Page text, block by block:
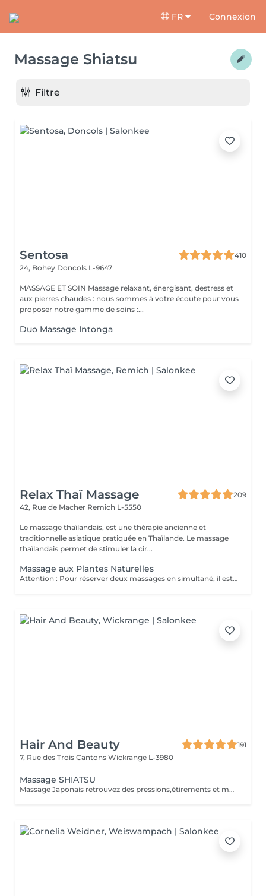
FR Connexion
Massage Shiatsu
Filtre
Sentosa
410
24, Bohey Doncols L-9647
MASSAGE ET SOIN Massage relaxant, énergisant, destress et
aux pierres chaudes : nous sommes à votre écoute pour vous
proposer notre gamme de soins :...
Duo Massage Intonga
Relax Thaï Massage
209
42, Rue de Macher Remich L-5550
Le massage thaïlandais, est une thérapie ancienne et
traditionnelle asiatique pratiquée en Thaïlande. Le massage
thaïlandais permet de stimuler la cir...
Massage aux Plantes Naturelles
Attention : Pour réserver deux massages en simultané, il est nécessaire de procéder à deux réservations séparées. Ajouter deux services dans une seule réservation entraînera la programmation des rendez-vous l'un après l'autre, et non en même temps. Si besoin, vous pouvez également nous contacter par téléphone au 691 603 983. Merci !
Hair And Beauty
191
7, Rue des Trois Cantons Wickrange L-3980
Massage SHIATSU
Massage Japonais retrouvez des pressions,étirements et mobilisations articulaires. Les pressions sont adaptées à votre choix, douces ou fortes Prévoir une tenue ample et des chaussettes propres.